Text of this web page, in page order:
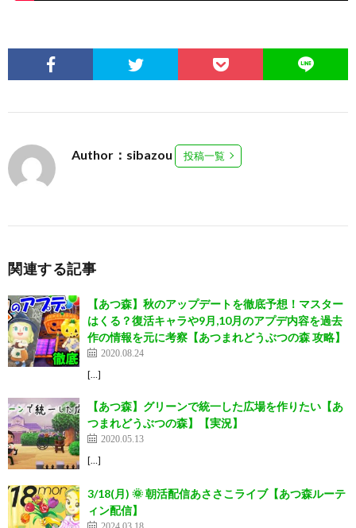
Author：sibazou 投稿一覧
関連する記事
【あつ森】秋のアップデートを徹底予想！マスター
はくる？復活キャラや9月,10月のアプデ内容を過去
作の情報を元に考察【あつまれどうぶつの森 攻略】
2020.08.24
[…]
【あつ森】グリーンで統一した広場を作りたい【あ
つまれどうぶつの森】【実況】
2020.05.13
[…]
3/18(月) 🌞 朝活配信あささこライブ【あつ森ルーテ
ィン配信】
2024.03.18